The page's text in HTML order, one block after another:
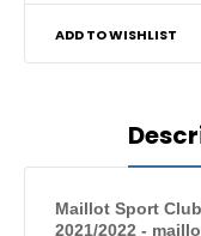
ADD TO WISHLIST
Maillot Sport
2021/2022 -